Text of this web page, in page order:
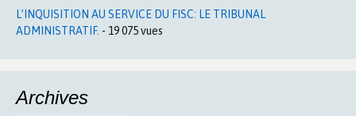
L’INQUISITION AU SERVICE DU FISC: LE TRIBUNAL
ADMINISTRATIF. - 19 075 vues
Archives